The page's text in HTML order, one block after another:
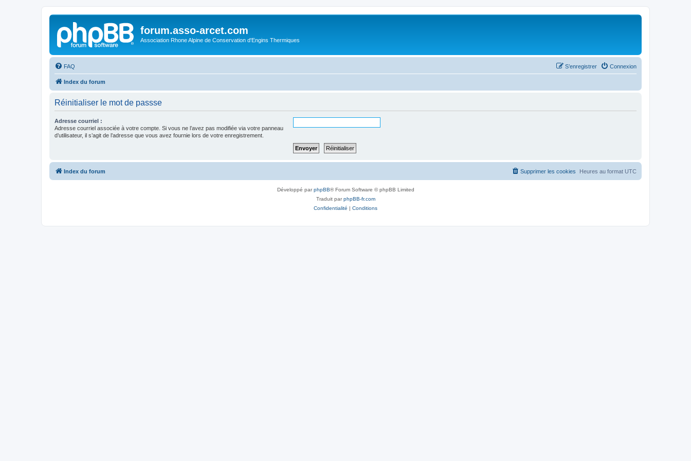
forum.asso-arcet.com
Association Rhone Alpine de Conservation d'Engins Thermiques
FAQ Connexion
S’enregistrer
Index du forum
Réinitialiser le mot de passse
Adresse courriel :
Adresse courriel associée à votre compte. Si vous ne l’avez pas modifiée via votre panneau
d’utilisateur, il s’agit de l’adresse que vous avez fournie lors de votre enregistrement.
Index du forum Heures au format UTC
Supprimer les cookies
Développé parphpBB® Forum Software © phpBB Limited
Traduit parphpBB-fr.com
Confidentialité | Conditions